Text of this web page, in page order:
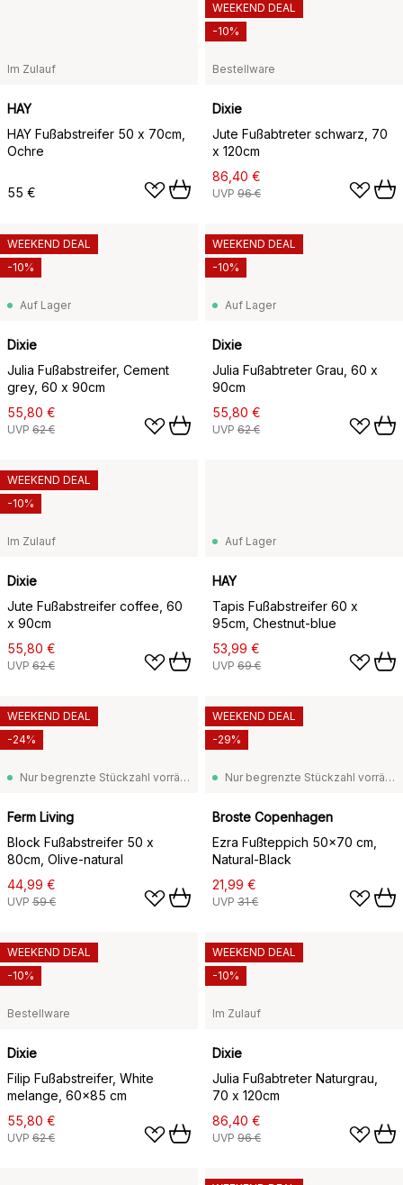
Im Zulauf
HAY
HAY Fußabstreifer 50 x 70cm,
Ochre
55 €
Bestellware
Dixie
Jute Fußabtreter schwarz, 70
x 120cm
86,40 €
UVP 96 €
WEEKEND DEAL
-10%
Auf Lager
Dixie
Julia Fußabstreifer, Cement
grey, 60 x 90cm
55,80 €
UVP 62 €
WEEKEND DEAL
-10%
Auf Lager
Dixie
Julia Fußabtreter Grau, 60 x
90cm
55,80 €
UVP 62 €
WEEKEND DEAL
-10%
Im Zulauf
Dixie
Jute Fußabstreifer coffee, 60
x 90cm
55,80 €
UVP 62 €
WEEKEND DEAL
-10%
Auf Lager
HAY
Tapis Fußabstreifer 60 x
95cm, Chestnut-blue
53,99 €
UVP 69 €
Nur begrenzte Stückzahl vorrätig
Ferm Living
Block Fußabstreifer 50 x
80cm, Olive-natural
44,99 €
UVP 59 €
WEEKEND DEAL
-24%
Nur begrenzte Stückzahl vorrätig
Broste Copenhagen
Ezra Fußteppich 50x70 cm,
Natural-Black
21,99 €
UVP 31 €
WEEKEND DEAL
-29%
Bestellware
Dixie
Filip Fußabstreifer, White
melange, 60x85 cm
55,80 €
UVP 62 €
WEEKEND DEAL
-10%
Im Zulauf
Dixie
Julia Fußabtreter Naturgrau,
70 x 120cm
86,40 €
UVP 96 €
WEEKEND DEAL
-10%